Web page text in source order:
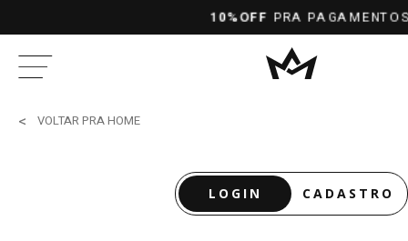
PRA PAGAMENTOS NO PIX
VOLTAR PRA HOME
LOGIN CADASTRO